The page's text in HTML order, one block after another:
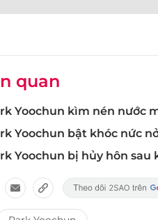
quan
Yoochun kìm nén nước
Yoochun bật khóc nức
Yoochun bị hủy hôn